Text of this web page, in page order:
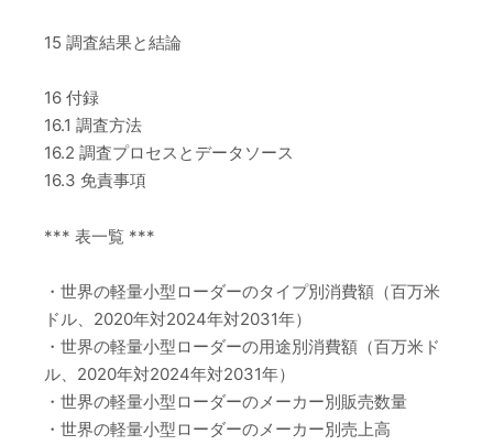
15 調査結果と結論
16 付録
16.1 調査方法
16.2 調査プロセスとデータソース
16.3 免責事項
*** 表一覧 ***
・世界の軽量小型ローダーのタイプ別消費額（百万米
ドル、2020年対2024年対2031年）
・世界の軽量小型ローダーの用途別消費額（百万米ド
ル、2020年対2024年対2031年）
・世界の軽量小型ローダーのメーカー別販売数量
・世界の軽量小型ローダーのメーカー別売上高